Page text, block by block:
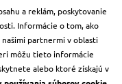
a reklám, poskytovanie
Informácie o tom, ako
partnermi v oblasti
môžu tieto informácie
alebo ktoré získajú v